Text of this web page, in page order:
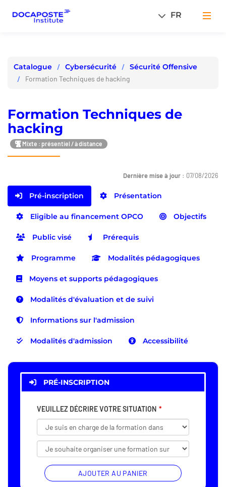
FR
Catalogue Cybersécurité Sécurité Offensive
Formation Techniques de hacking
Formation Techniques de
hacking
Mixte : présentiel / à distance
Dernière mise à jour : 07/08/2026
Pré-inscription Présentation
Eligible au financement OPCO Objectifs
Public visé Prérequis
Programme Modalités pédagogiques
Moyens et supports pédagogiques
Modalités d'évaluation et de suivi
Informations sur l'admission
Modalités d'admission Accessibilité
PRÉ-INSCRIPTION
VEUILLEZ DÉCRIRE VOTRE SITUATION
AJOUTER AU PANIER